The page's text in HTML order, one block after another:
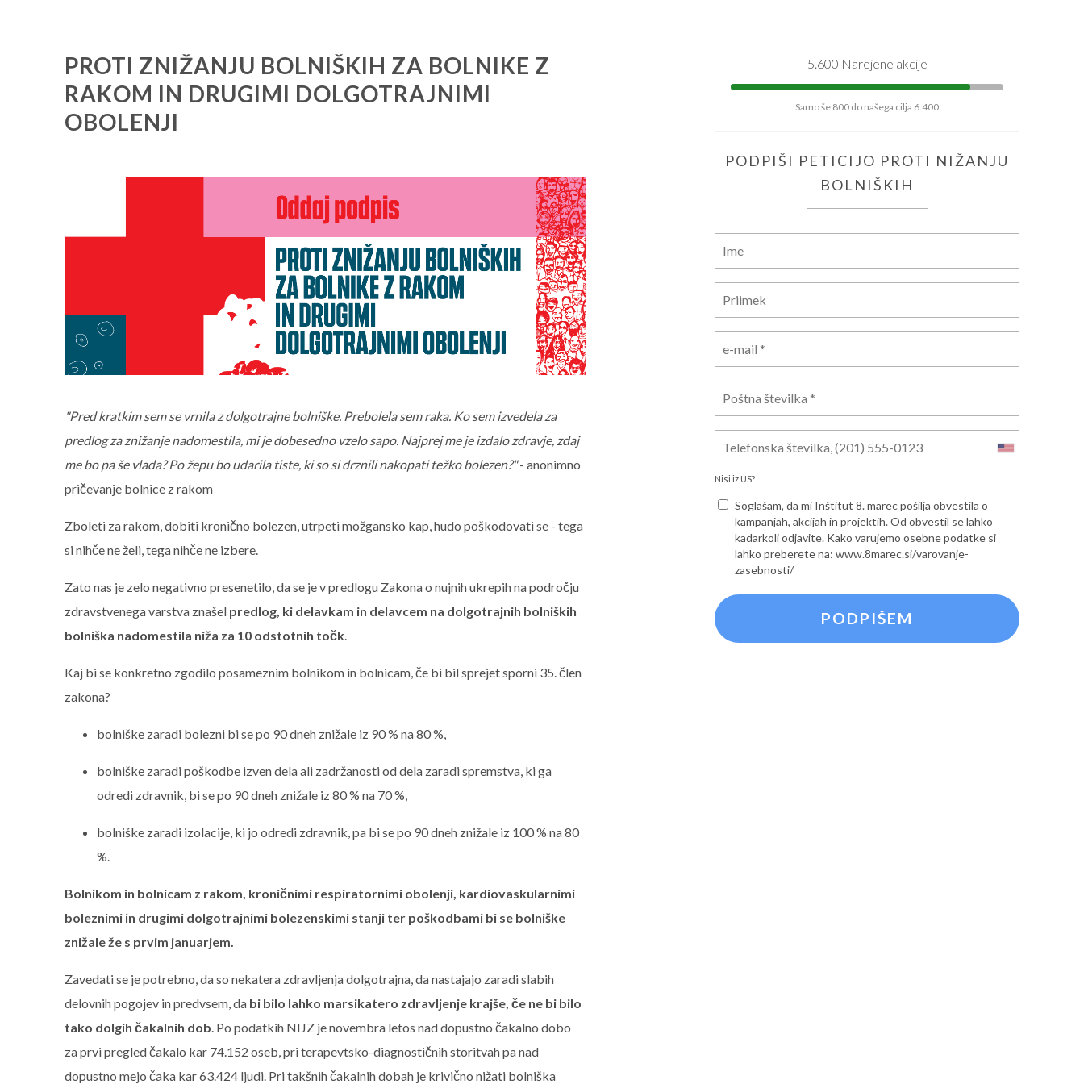
PROTI ZNIŽANJU BOLNIŠKIH ZA BOLNIKE Z
RAKOM IN DRUGIMI DOLGOTRAJNIMI
OBOLENJI
"Pred kratkim sem se vrnila z dolgotrajne bolniške. Prebolela sem raka. Ko sem izvedela za
predlog za znižanje nadomestila, mi je dobesedno vzelo sapo. Najprej me je izdalo zdravje, zdaj
me bo pa še vlada? Po žepu bo udarila tiste, ki so si drznili nakopati težko bolezen?"- anonimno
pričevanje bolnice z rakom
Zboleti za rakom, dobiti kronično bolezen, utrpeti možgansko kap, hudo poškodovati se - tega
si nihče ne želi, tega nihče ne izbere.
Zato nas je zelo negativno presenetilo, da se je v predlogu Zakona o nujnih ukrepih na področju
zdravstvenega varstva znašel predlog, ki delavkam in delavcem na dolgotrajnih bolniških
bolniška nadomestila niža za 10 odstotnih točk.
Kaj bi se konkretno zgodilo posameznim bolnikom in bolnicam, če bi bil sprejet sporni 35. člen
zakona?
bolniške zaradi bolezni bi se po 90 dneh znižale iz 90 % na 80 %,
bolniške zaradi poškodbe izven dela ali zadržanosti od dela zaradi spremstva, ki ga
odredi zdravnik, bi se po 90 dneh znižale iz 80 % na 70 %,
bolniške zaradi izolacije, ki jo odredi zdravnik, pa bi se po 90 dneh znižale iz 100 % na 80
%.
Bolnikom in bolnicam z rakom, kroničnimi respiratornimi obolenji, kardiovaskularnimi
boleznimi in drugimi dolgotrajnimi bolezenskimi stanji ter poškodbami bi se bolniške
znižale že s prvim januarjem.
Zavedati se je potrebno, da so nekatera zdravljenja dolgotrajna, da nastajajo zaradi slabih
delovnih pogojev in predvsem, da bi bilo lahko marsikatero zdravljenje krajše, če ne bi bilo
tako dolgih čakalnih dob. Po podatkih NIJZ je novembra letos nad dopustno čakalno dobo
za prvi pregled čakalo kar 74.152 oseb, pri terapevtsko-diagnostičnih storitvah pa nad
dopustno mejo čaka kar 63.424 ljudi. Pri takšnih čakalnih dobah je krivično nižati bolniška
5.600 Narejene akcije
Samo še 800 do našega cilja 6.400
PODPIŠI PETICIJO PROTI NIŽANJU
BOLNIŠKIH
Nisi iz US?
Soglašam, da mi Inštitut 8. marec pošilja obvestila o
kampanjah, akcijah in projektih. Od obvestil se lahko
kadarkoli odjavite. Kako varujemo osebne podatke si
lahko preberete na: www.8marec.si/varovanje-
zasebnosti/